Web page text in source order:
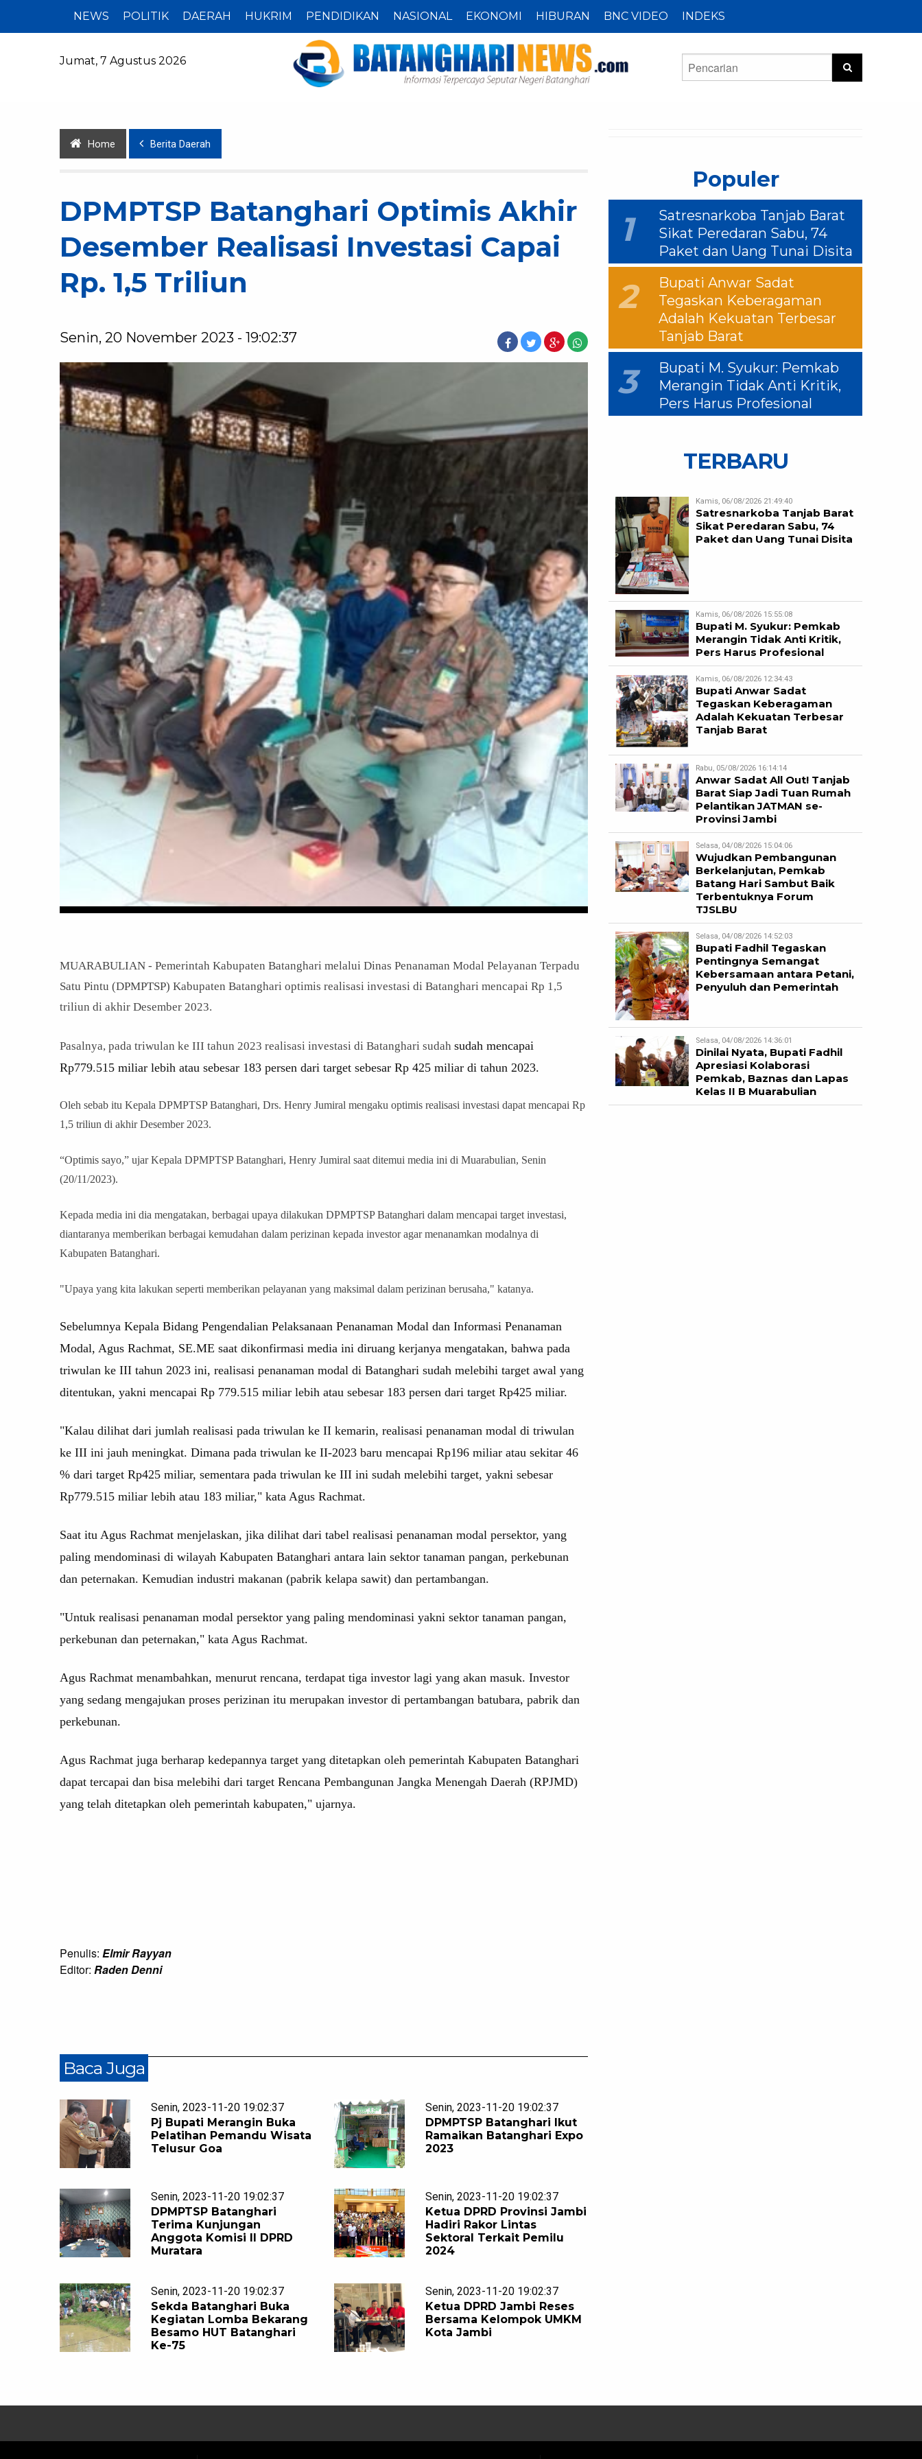
NEWS POLITIK DAERAH HUKRIM PENDIDIKAN NASIONAL EKONOMI HIBURAN BNC VIDEO INDEKS
Jumat, 7 Agustus 2026
Home Berita Daerah
DPMPTSP Batanghari Optimis Akhir
Desember Realisasi Investasi Capai
Rp. 1,5 Triliun
Senin, 20 November 2023 - 19:02:37
MUARABULIAN - Pemerintah Kabupaten Batanghari melalui Dinas Penanaman Modal Pelayanan Terpadu
Satu Pintu (DPMPTSP) Kabupaten Batanghari optimis realisasi investasi di Batanghari mencapai Rp 1,5
triliun di akhir Desember 2023.
Pasalnya, pada triwulan ke III tahun 2023 realisasi investasi di Batanghari sudah sudah mencapai
Rp779.515 miliar lebih atau sebesar 183 persen dari target sebesar Rp 425 miliar di tahun 2023.
Oleh sebab itu Kepala DPMPTSP Batanghari, Drs. Henry Jumiral mengaku optimis realisasi investasi dapat mencapai Rp
1,5 triliun di akhir Desember 2023.
“Optimis sayo,” ujar Kepala DPMPTSP Batanghari, Henry Jumiral saat ditemui media ini di Muarabulian, Senin
(20/11/2023).
Kepada media ini dia mengatakan, berbagai upaya dilakukan DPMPTSP Batanghari dalam mencapai target investasi,
diantaranya memberikan berbagai kemudahan dalam perizinan kepada investor agar menanamkan modalnya di
Kabupaten Batanghari.
"Upaya yang kita lakukan seperti memberikan pelayanan yang maksimal dalam perizinan berusaha," katanya.
Sebelumnya Kepala Bidang Pengendalian Pelaksanaan Penanaman Modal dan Informasi Penanaman
Modal, Agus Rachmat, SE.ME saat dikonfirmasi media ini diruang kerjanya mengatakan, bahwa pada
triwulan ke III tahun 2023 ini, realisasi penanaman modal di Batanghari sudah melebihi target awal yang
ditentukan, yakni mencapai Rp 779.515 miliar lebih atau sebesar 183 persen dari target Rp425 miliar.
"Kalau dilihat dari jumlah realisasi pada triwulan ke II kemarin, realisasi penanaman modal di triwulan
ke III ini jauh meningkat. Dimana pada triwulan ke II-2023 baru mencapai Rp196 miliar atau sekitar 46
% dari target Rp425 miliar, sementara pada triwulan ke III ini sudah melebihi target, yakni sebesar
Rp779.515 miliar lebih atau 183 miliar," kata Agus Rachmat.
Saat itu Agus Rachmat menjelaskan, jika dilihat dari tabel realisasi penanaman modal persektor, yang
paling mendominasi di wilayah Kabupaten Batanghari antara lain sektor tanaman pangan, perkebunan
dan peternakan. Kemudian industri makanan (pabrik kelapa sawit) dan pertambangan.
"Untuk realisasi penanaman modal persektor yang paling mendominasi yakni sektor tanaman pangan,
perkebunan dan peternakan," kata Agus Rachmat.
Agus Rachmat menambahkan, menurut rencana, terdapat tiga investor lagi yang akan masuk. Investor
yang sedang mengajukan proses perizinan itu merupakan investor di pertambangan batubara, pabrik dan
perkebunan.
Agus Rachmat juga berharap kedepannya target yang ditetapkan oleh pemerintah Kabupaten Batanghari
dapat tercapai dan bisa melebihi dari target Rencana Pembangunan Jangka Menengah Daerah (RPJMD)
yang telah ditetapkan oleh pemerintah kabupaten," ujarnya.
Penulis: Elmir Rayyan
Editor: Raden Denni
Baca Juga
Senin, 2023-11-20 19:02:37
Pj Bupati Merangin Buka
Pelatihan Pemandu Wisata
Telusur Goa
Senin, 2023-11-20 19:02:37
DPMPTSP Batanghari Ikut
Ramaikan Batanghari Expo
2023
Senin, 2023-11-20 19:02:37
DPMPTSP Batanghari
Terima Kunjungan
Anggota Komisi II DPRD
Muratara
Senin, 2023-11-20 19:02:37
Ketua DPRD Provinsi Jambi
Hadiri Rakor Lintas
Sektoral Terkait Pemilu
2024
Senin, 2023-11-20 19:02:37
Sekda Batanghari Buka
Kegiatan Lomba Bekarang
Besamo HUT Batanghari
Ke-75
Senin, 2023-11-20 19:02:37
Ketua DPRD Jambi Reses
Bersama Kelompok UMKM
Kota Jambi
Populer
1
Satresnarkoba Tanjab Barat
Sikat Peredaran Sabu, 74
Paket dan Uang Tunai Disita
2
Bupati Anwar Sadat
Tegaskan Keberagaman
Adalah Kekuatan Terbesar
Tanjab Barat
3
Bupati M. Syukur: Pemkab
Merangin Tidak Anti Kritik,
Pers Harus Profesional
TERBARU
Kamis, 06/08/2026 21:49:40
Satresnarkoba Tanjab Barat
Sikat Peredaran Sabu, 74
Paket dan Uang Tunai Disita
Kamis, 06/08/2026 15:55:08
Bupati M. Syukur: Pemkab
Merangin Tidak Anti Kritik,
Pers Harus Profesional
Kamis, 06/08/2026 12:34:43
Bupati Anwar Sadat
Tegaskan Keberagaman
Adalah Kekuatan Terbesar
Tanjab Barat
Rabu, 05/08/2026 16:14:14
Anwar Sadat All Out! Tanjab
Barat Siap Jadi Tuan Rumah
Pelantikan JATMAN se-
Provinsi Jambi
Selasa, 04/08/2026 15:04:06
Wujudkan Pembangunan
Berkelanjutan, Pemkab
Batang Hari Sambut Baik
Terbentuknya Forum
TJSLBU
Selasa, 04/08/2026 14:52:03
Bupati Fadhil Tegaskan
Pentingnya Semangat
Kebersamaan antara Petani,
Penyuluh dan Pemerintah
Selasa, 04/08/2026 14:36:01
Dinilai Nyata, Bupati Fadhil
Apresiasi Kolaborasi
Pemkab, Baznas dan Lapas
Kelas II B Muarabulian